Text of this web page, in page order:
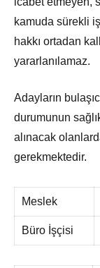
kamuda sürekli
hakkı ortadan
yararlanılamaz.
Adayların
durumunun
alınacak
gerekmektedir.
Meslek
Büro İşçisi